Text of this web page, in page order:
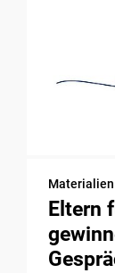
Eltern